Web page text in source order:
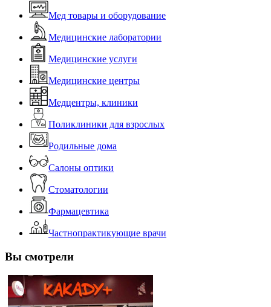
Мед товары и оборудование
Медицинские лаборатории
Медицинские услуги
Медицинские центры
Медцентры, клиники
Поликлиники для взрослых
Родильные дома
Салоны оптики
Стоматологии
Фармацевтика
Частнопрактикующие врачи
Вы смотрели